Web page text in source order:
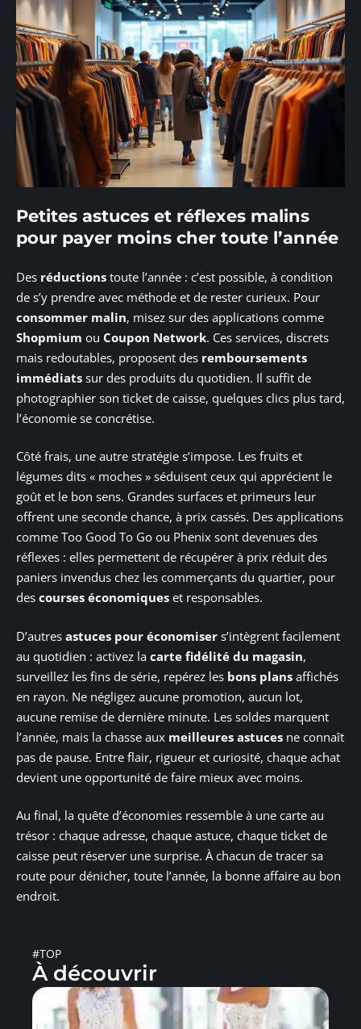
Petites astuces et réflexes malins
pour payer moins cher toute l’année
Des réductions toute l’année : c’est possible, à condition
de s’y prendre avec méthode et de rester curieux. Pour
consommer malin, misez sur des applications comme
Shopmium ou Coupon Network. Ces services, discrets
mais redoutables, proposent des remboursements
immédiats sur des produits du quotidien. Il suffit de
photographier son ticket de caisse, quelques clics plus tard,
l’économie se concrétise.
Côté frais, une autre stratégie s’impose. Les fruits et
légumes dits « moches » séduisent ceux qui apprécient le
goût et le bon sens. Grandes surfaces et primeurs leur
offrent une seconde chance, à prix cassés. Des applications
comme Too Good To Go ou Phenix sont devenues des
réflexes : elles permettent de récupérer à prix réduit des
paniers invendus chez les commerçants du quartier, pour
des courses économiques et responsables.
D’autres astuces pour économiser s’intègrent facilement
au quotidien : activez la carte fidélité du magasin,
surveillez les fins de série, repérez les bons plans affichés
en rayon. Ne négligez aucune promotion, aucun lot,
aucune remise de dernière minute. Les soldes marquent
l’année, mais la chasse aux meilleures astuces ne connaît
pas de pause. Entre flair, rigueur et curiosité, chaque achat
devient une opportunité de faire mieux avec moins.
Au final, la quête d’économies ressemble à une carte au
trésor : chaque adresse, chaque astuce, chaque ticket de
caisse peut réserver une surprise. À chacun de tracer sa
route pour dénicher, toute l’année, la bonne affaire au bon
endroit.
#TOP
À découvrir